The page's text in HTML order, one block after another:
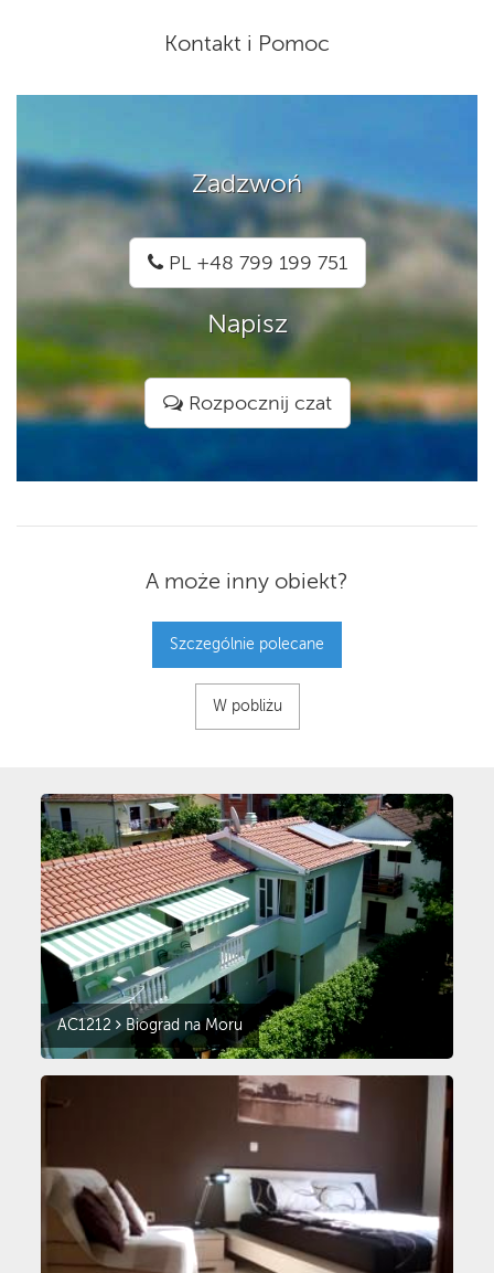
Kontakt i Pomoc
Zadzwoń
PL +48 799 199 751
Napisz
Rozpocznij czat
A może inny obiekt?
Szczególnie polecane
W pobliżu
AC1212 Biograd na Moru